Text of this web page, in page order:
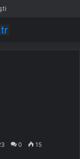
0 15